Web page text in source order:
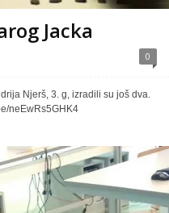
Jacka
0
Njerš, 3. g, izradili su još dva.
neEwRs5GHK4